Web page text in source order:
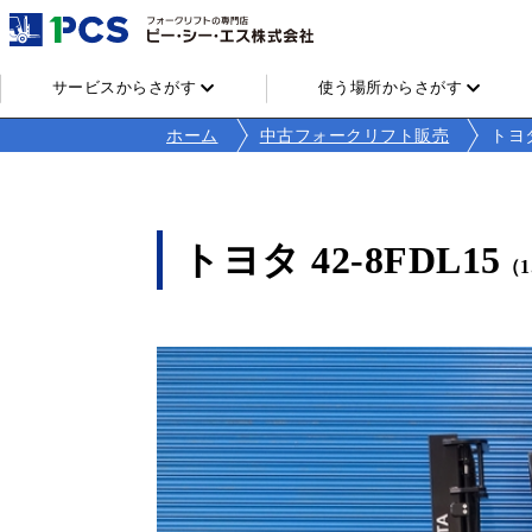
サービスからさがす 使う場所からさがす
ホーム 中古フォークリフト販売 ト
トヨタ 42-8FDL15